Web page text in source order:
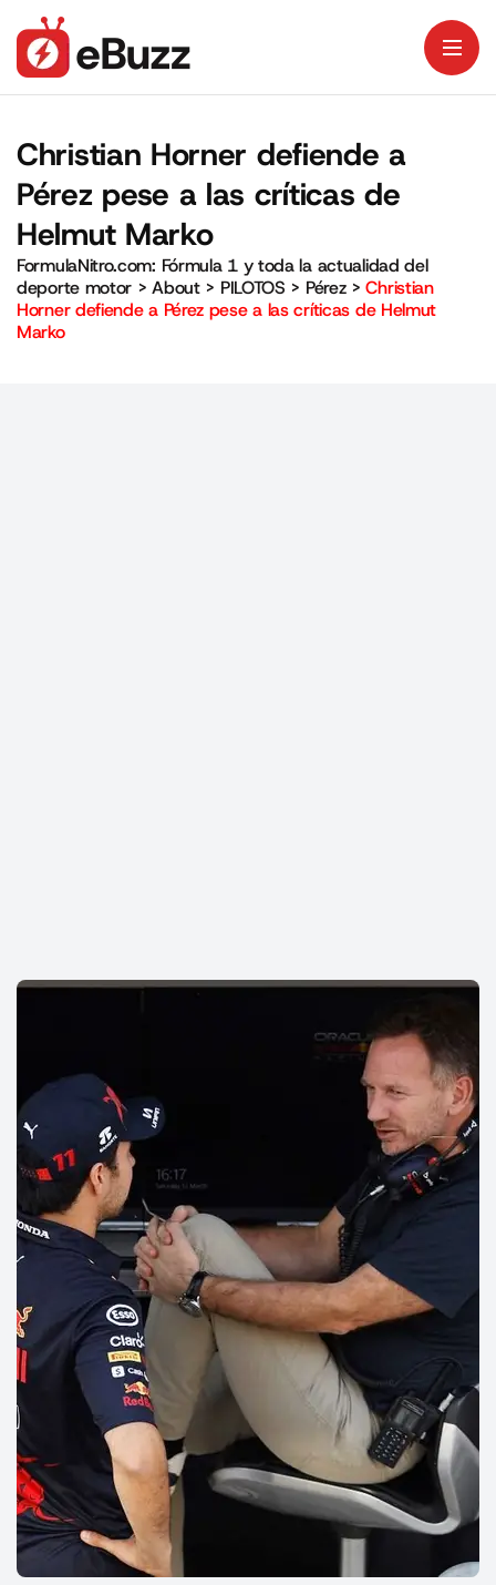
Christian Horner defiende a
Pérez pese a las críticas de
Helmut Marko
FormulaNitro.com: Fórmula 1 y toda la actualidad del
deporte motor >About> PILOTOS > Pérez>Christian
Horner defiende a Pérez pese a las críticas de Helmut
Marko